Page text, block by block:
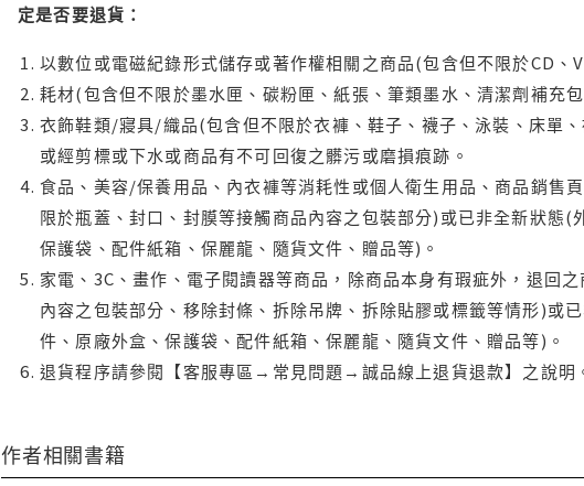
定是否要退貨：
以數位或電磁紀錄形式儲存或著作權相關之商品(包含但不限於CD
耗材(包含但不限於墨水匣、碳粉匣、紙張、筆類墨水、清潔劑補充
衣飾鞋類/寢具/織品(包含但不限於衣褲、鞋子、襪子、泳裝、床單
或經剪標或下水或商品有不可回復之髒污或磨損痕跡。
食品、美容/保養用品、內衣褲等消耗性或個人衛生用品、商品銷售
限於瓶蓋、封口、封膜等接觸商品內容之包裝部分)或已非全新狀態
保護袋、配件紙箱、保麗龍、隨貨文件、贈品等)。
家電、3C、畫作、電子閱讀器等商品，除商品本身有瑕疵外，退回
內容之包裝部分、移除封條、拆除吊牌、拆除貼膠或標籤等情形)或
件、原廠外盒、保護袋、配件紙箱、保麗龍、隨貨文件、贈品等)。
退貨程序請參閱【客服專區→常見問題→誠品線上退貨退款】之說明
作者相關書籍